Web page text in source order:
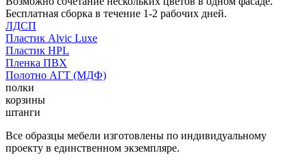
Бесплатная сборка в течение 1-2 рабочих дней.
ЛДСП
Пластик Alvic Luxe
Пластик HPL
Пленка ПВХ
Полотно АГТ (МДФ)
полки
корзины
штанги
Все образцы мебели изготовлены по индивидуальному
проекту в единственном экземпляре.